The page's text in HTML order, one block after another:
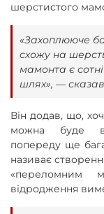
шерстистого
«Захоплююче
схожу на
мамонта є
шлях», —
Він додав, що,
можна буде
попереду ще
називає
«переломним
відродження